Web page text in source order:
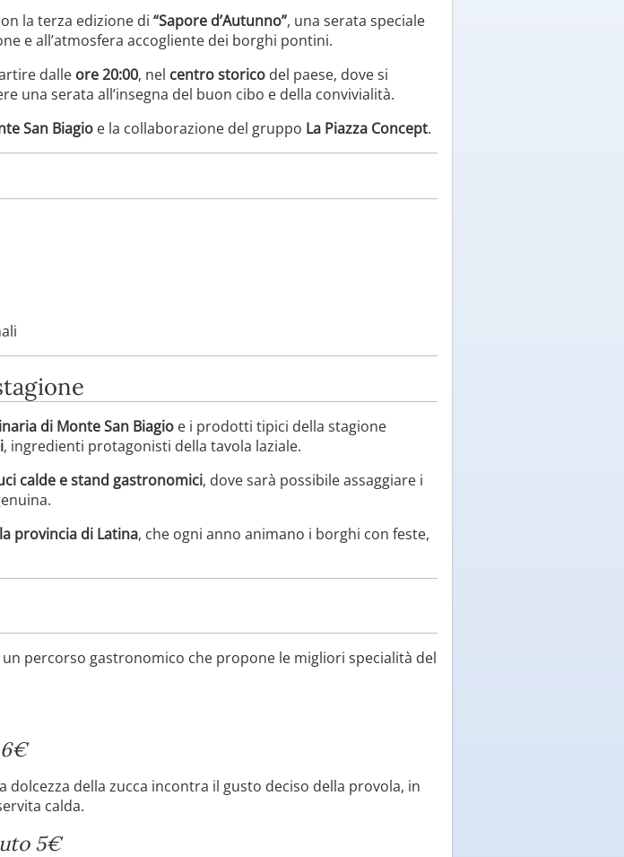
la terza edizione di “Sapore d’Autunno”, una serata speciale
e all’atmosfera accogliente dei borghi pontini.
dalle ore 20:00, nel centro storico del paese, dove si
una serata all’insegna del buon cibo e della convivialità.
San Biagio e la collaborazione del gruppo La Piazza Concept.
di Monte San Biagio e i prodotti tipici della stagione
, ingredienti protagonisti della tavola laziale.
calde e stand gastronomici, dove sarà possibile assaggiare i
provincia di Latina, che ogni anno animano i borghi con feste,
un percorso gastronomico che propone le migliori specialità del
della zucca incontra il gusto deciso della provola, in
calda.
5€